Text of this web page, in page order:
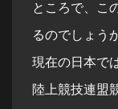
ところで、こ
るのでしょう
現在の日本で
陸上競技連盟